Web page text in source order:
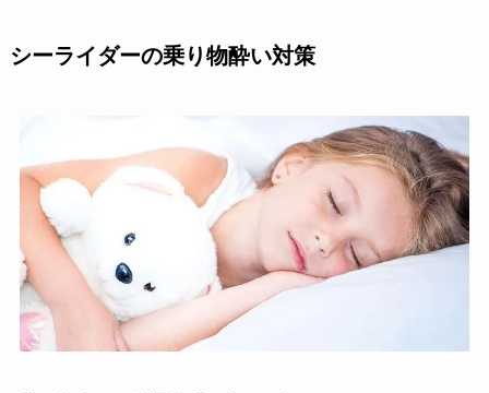
シーライダーの乗り物酔い対策